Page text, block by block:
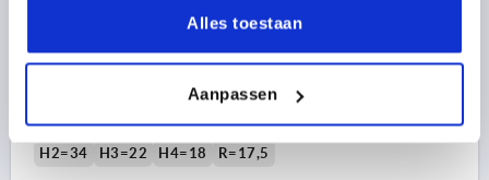
Alles toestaan
Aanpassen
HANDSLINGER PASBORING, D2=14, A=125, L=155,5,
ZWART KUNSTSTOF BESPOTEN, BEST:THERMOPLAST
LENGTE=155,5
HOOGTE=123
ASAFSTAND=125
D1=32 D3=26
GREEPHOOGTE=83
H2=34
H3=22 H4=18 R=17,5